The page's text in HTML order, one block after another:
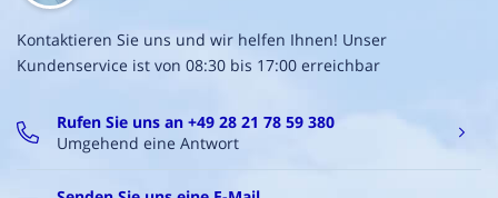
Kontaktieren Sie uns und wir helfen Ihnen! Unser
Kundenservice ist von 08:30 bis 17:00 erreichbar
Rufen Sie uns an +49 28 21 78 59 380
Umgehend eine Antwort